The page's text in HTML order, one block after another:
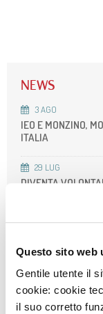
Questo sito web
Gentile utente il
cookie: cookie
il suo corretto
NEWS
3AGO
IEO E MONZINO,
ITALIA
29 LUG
DIVENTA
27LUG
8LUG
NIGHT RUN
16/7